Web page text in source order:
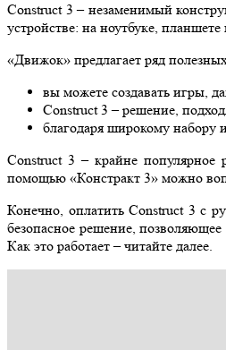
Construct 3 – незаменимый
устройстве: на ноутбуке,
«Движок» предлагает ряд
вы можете создавать игры,
Construct 3 – решение,
благодаря широкому набору
Construct 3 – крайне популярное
помощью «Констракт 3» можно
Конечно, оплатить Construct 3 с
безопасное решение,
Как это работает – читайте далее.